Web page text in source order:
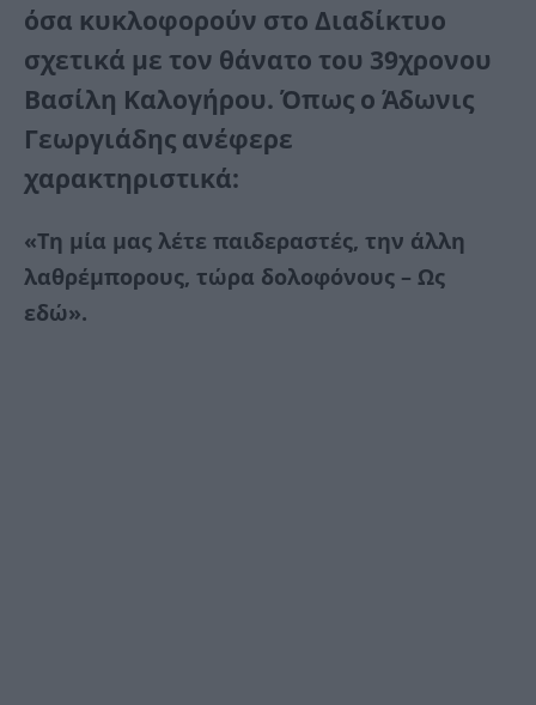
όσα κυκλοφορούν στο Διαδίκτυο
σχετικά με τον θάνατο του 39χρονου
Βασίλη Καλογήρου. Όπως ο Άδωνις
Γεωργιάδης ανέφερε
χαρακτηριστικά:
«Τη μία μας λέτε παιδεραστές, την άλλη
λαθρέμπορους, τώρα δολοφόνους – Ως
εδώ».